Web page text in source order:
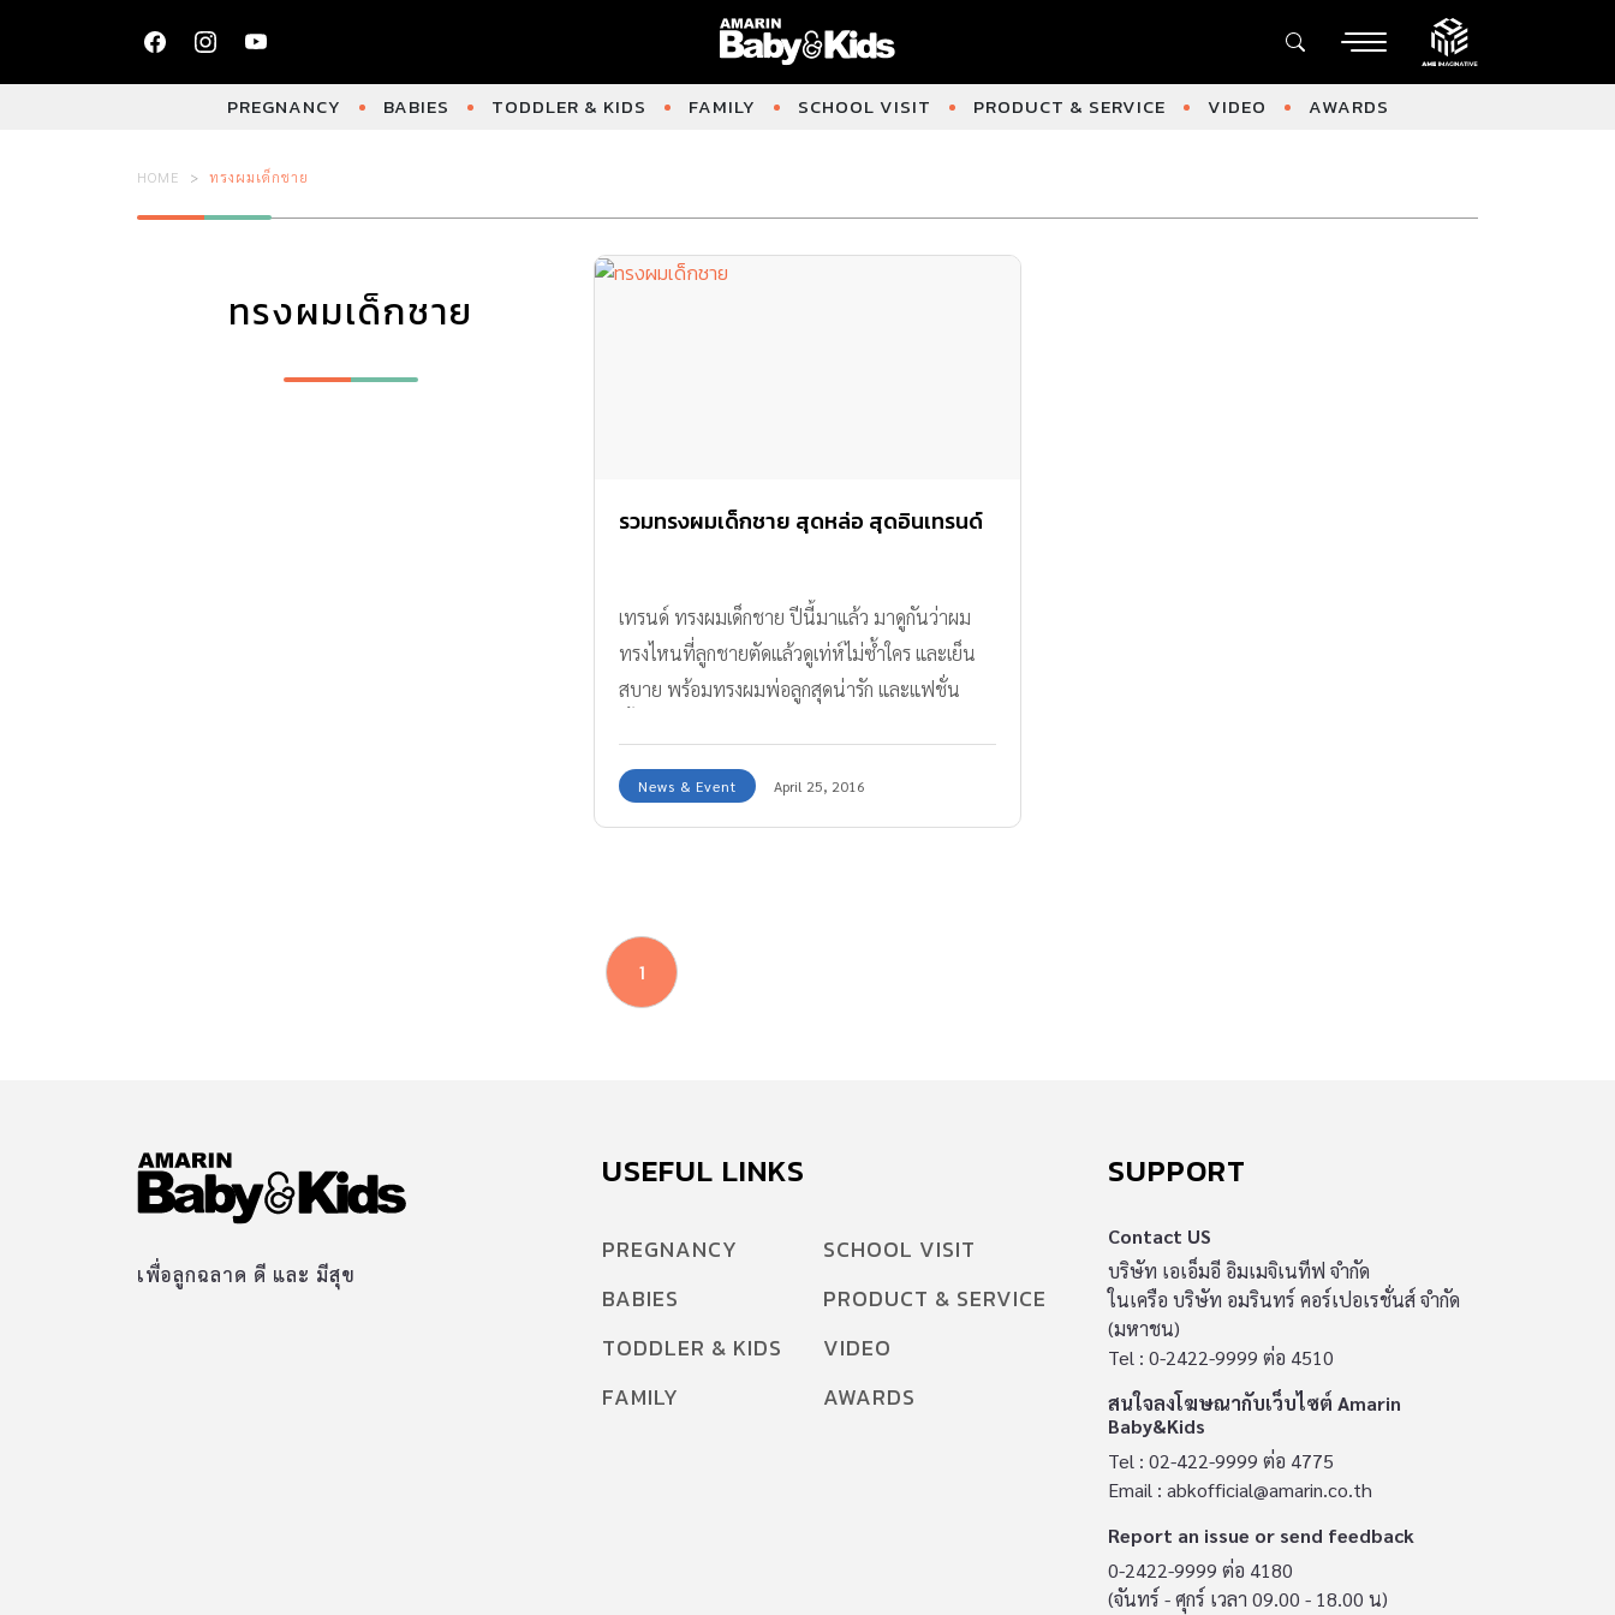
PREGNANCY BABIES TODDLER & KIDS FAMILY SCHOOL VISIT PRODUCT & SERVICE VIDEO AWARDS
HOME ทรงผมเด็กชาย
ทรงผมเด็กชาย
รวมทรงผมเด็กชาย สุดหล่อ สุดอินเทรนด์
เทรนด์ ทรงผมเด็กชาย ปีนี้มาแล้ว มาดูกันว่าผม
ทรงไหนที่ลูกชายตัดแล้วดูเท่ห์ไม่ซ้ำใคร และเย็น
สบาย พร้อมทรงผมพ่อลูกสุดน่ารัก และแฟชั่น
News & Event April 25, 2016
1
เพื่อลูกฉลาด ดี และ มีสุข
USEFUL LINKS
PREGNANCY
BABIES
TODDLER & KIDS
FAMILY
SCHOOL VISIT
PRODUCT & SERVICE
VIDEO
AWARDS
SUPPORT
Contact US
บริษัท เอเอ็มอี อิมเมจิเนทีฟ จำกัด
ในเครือ บริษัท อมรินทร์ คอร์เปอเรชั่นส์ จำกัด
(มหาชน)
Tel : 0-2422-9999 ต่อ 4510
สนใจลงโฆษณากับเว็บไซต์ Amarin
Baby&Kids
Tel : 02-422-9999 ต่อ 4775
Email : abkofficial@amarin.co.th
Report an issue or send feedback
0-2422-9999 ต่อ 4180
(จันทร์ - ศุกร์ เวลา 09.00 - 18.00 น)